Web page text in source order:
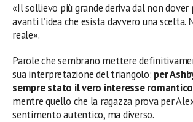
«Il sollievo più grande deriva dal non dover
avanti l’idea che esista davvero una scelta.
reale».
Parole che sembrano mettere
sua interpretazione del triangolo: per
sempre stato il vero interesse romantico
mentre quello che la ragazza prova per
sentimento autentico, ma diverso.